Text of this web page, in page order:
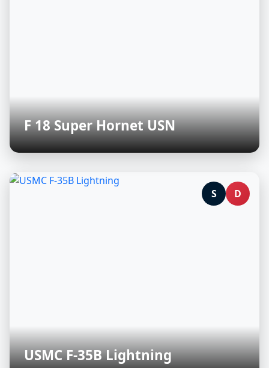
F 18 Super Hornet USN
S D
USMC F-35B Lightning